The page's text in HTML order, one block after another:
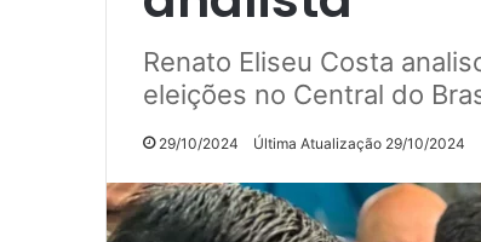
Renato Eliseu Costa
eleições no Central do
29/10/2024 Última Atualização 29/10/2024